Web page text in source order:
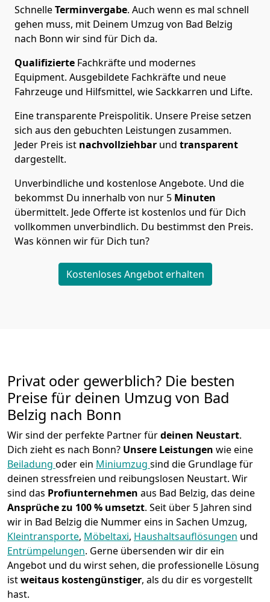
SchnelleTerminvergabe. Auch wenn es mal schnell
gehen muss, mit Deinem Umzug von Bad Belzig
nach Bonn wir sind für Dich da.
Qualifizierte Fachkräfte und modernes
Equipment. Ausgebildete Fachkräfte und neue
Fahrzeuge und Hilfsmittel, wie Sackkarren und Lifte.
Eine transparente Preispolitik. Unsere Preise setzen
sich aus den gebuchten Leistungen zusammen.
Jeder Preis ist nachvollziehbar und transparent
dargestellt.
Unverbindliche und kostenlose Angebote. Und die
bekommst Du innerhalb von nur 5 Minuten
übermittelt. Jede Offerte ist kostenlos und für Dich
vollkommen unverbindlich. Du bestimmst den Preis.
Was können wir für Dich tun?
Kostenloses Angebot erhalten
Privat oder gewerblich? Die besten
Preise für deinen Umzug von Bad
Belzig nach Bonn
Wir sind der perfekte Partner fürdeinen Neustart.
Dich zieht es nach Bonn? Unsere Leistungen wie eine
Beiladung oder ein Miniumzug sind die Grundlage für
deinen stressfreien und reibungslosen Neustart. Wir
sind das Profiunternehmen aus Bad Belzig, das deine
Ansprüche zu 100 % umsetzt. Seit über 5 Jahren sind
wir in Bad Belzig die Nummer eins in Sachen Umzug,
Kleintransporte, Möbeltaxi, Haushaltsauflösungen und
Entrümpelungen. Gerne übersenden wir dir ein
Angebot und du wirst sehen, die professionelle Lösung
istweitaus kostengünstiger, als du dir es vorgestellt
hast.